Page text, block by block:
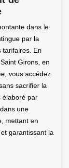
dans le
par la
tarifaires. En
Girons, en
vous accédez
sacrifier la
élaboré par
une
mettant en
garantissant la